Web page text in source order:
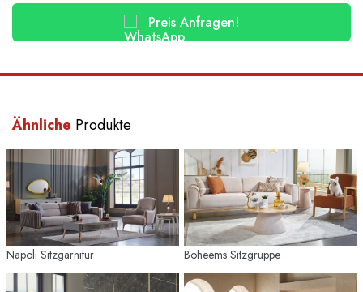
Preis Anfragen!
Ähnliche Produkte
Napoli Sitzgarnitur Boheems Sitzgruppe